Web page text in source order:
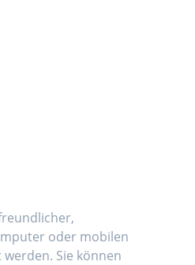
oder mobilen
Sie können